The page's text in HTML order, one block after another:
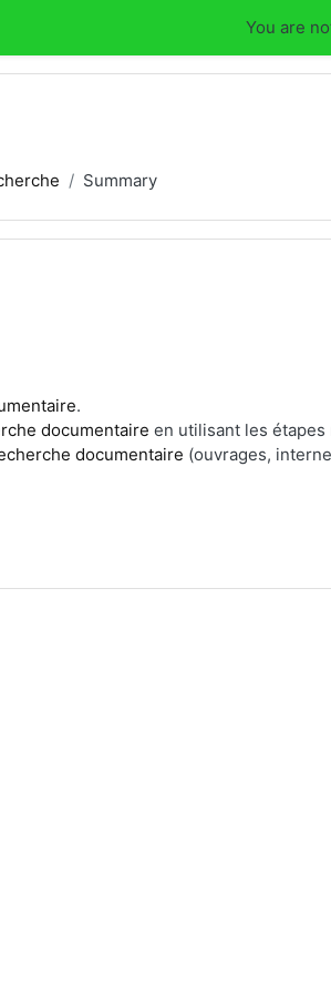
You are
Summary
.
documentaire en utilisant les étapes
documentaire (ouvrages,